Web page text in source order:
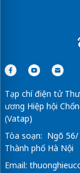
Tạp chí điện tử
ương Hiệp hội
(Vatap)
Tòa soạn: Ngõ 56/
Thành phố Hà Nội
Email: